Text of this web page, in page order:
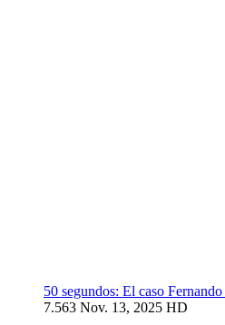
50 segundos: El caso Fernando
7.563 Nov. 13, 2025 HD